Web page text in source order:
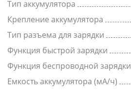
Тип аккумулятора
Крепление аккумулятора
Тип разъема для зарядки
Функция быстрой зарядки
Функция беспроводной зарядки
Емкость аккумулятора (мА/ч)